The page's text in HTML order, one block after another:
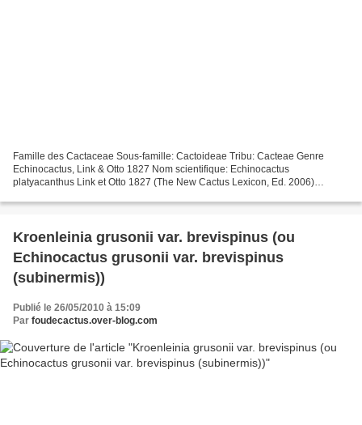
Famille des Cactaceae Sous-famille: Cactoideae Tribu: Cacteae Genre
Echinocactus, Link & Otto 1827 Nom scientifique: Echinocactus
platyacanthus Link et Otto 1827 (The New Cactus Lexicon, Ed. 2006)
Kroenleinia grusonii var. brevispinus (ou
Echinocactus grusonii var. brevispinus
(subinermis))
Publié le 26/05/2010 à 15:09
Par foudecactus.over-blog.com